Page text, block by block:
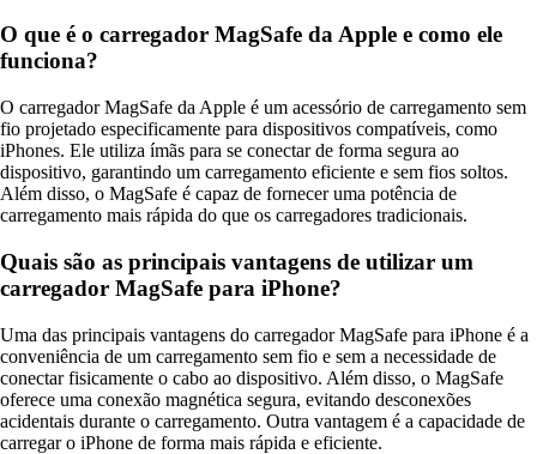
O que é o carregador MagSafe da Apple e como ele
funciona?
O carregador MagSafe da Apple é um acessório de carregamento sem
fio projetado especificamente para dispositivos compatíveis, como
iPhones. Ele utiliza ímãs para se conectar de forma segura ao
dispositivo, garantindo um carregamento eficiente e sem fios soltos.
Além disso, o MagSafe é capaz de fornecer uma potência de
carregamento mais rápida do que os carregadores tradicionais.
Quais são as principais vantagens de utilizar um
carregador MagSafe para iPhone?
Uma das principais vantagens do carregador MagSafe para iPhone é a
conveniência de um carregamento sem fio e sem a necessidade de
conectar fisicamente o cabo ao dispositivo. Além disso, o MagSafe
oferece uma conexão magnética segura, evitando desconexões
acidentais durante o carregamento. Outra vantagem é a capacidade de
carregar o iPhone de forma mais rápida e eficiente.